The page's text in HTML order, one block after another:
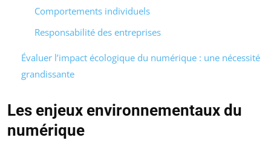
Comportements individuels
Responsabilité des entreprises
Évaluer l’impact écologique du numérique : une nécessité
grandissante
Les enjeux environnementaux du
numérique